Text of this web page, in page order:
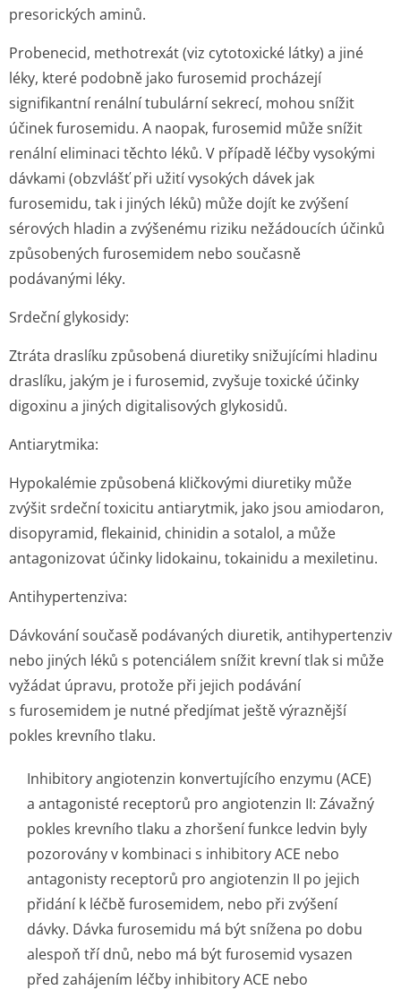
presorických aminů.
Probenecid, methotrexát (viz cytotoxické látky) a jiné
léky, které podobně jako furosemid procházejí
signifikantní renální tubulární sekrecí, mohou snížit
účinek furosemidu. A naopak, furosemid může snížit
renální eliminaci těchto léků. V případě léčby vysokými
dávkami (obzvlášť při užití vysokých dávek jak
furosemidu, tak i jiných léků) může dojít ke zvýšení
sérových hladin a zvýšenému riziku nežádoucích účinků
způsobených furosemidem nebo současně
podávanými léky.
Srdeční glykosidy:
Ztráta draslíku způsobená diuretiky snižujícími hladinu
draslíku, jakým je i furosemid, zvyšuje toxické účinky
digoxinu a jiných digitalisových glykosidů.
Antiarytmika:
Hypokalémie způsobená kličkovými diuretiky může
zvýšit srdeční toxicitu antiarytmik, jako jsou amiodaron,
disopyramid, flekainid, chinidin a sotalol, a může
antagonizovat účinky lidokainu, tokainidu a mexiletinu.
Antihypertenziva:
Dávkování současě podávaných diuretik, antihypertenziv
nebo jiných léků s potenciálem snížit krevní tlak si může
vyžádat úpravu, protože při jejich podávání
s furosemidem je nutné předjímat ještě výraznější
pokles krevního tlaku.
Inhibitory angiotenzin konvertujícího enzymu (ACE)
a antagonisté receptorů pro angiotenzin II: Závažný
pokles krevního tlaku a zhoršení funkce ledvin byly
pozorovány v kombinaci s inhibitory ACE nebo
antagonisty receptorů pro angiotenzin II po jejich
přidání k léčbě furosemidem, nebo při zvýšení
dávky. Dávka furosemidu má být snížena po dobu
alespoň tří dnů, nebo má být furosemid vysazen
před zahájením léčby inhibitory ACE nebo